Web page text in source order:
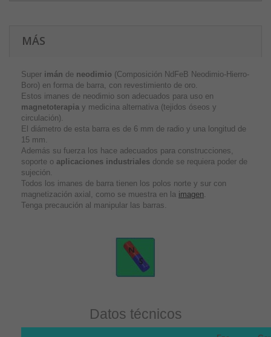
MÁS
Super imán de neodimio (Composición NdFeB Neodimio-Hierro-
Boro) en forma de barra, con revestimiento de oro.
Estos imanes de neodimio son adecuados para uso en
magnetoterapia y medicina alternativa (tejidos óseos y
circulación).
El diámetro de esta barra es de 6 mm de radio y una longitud de
15 mm.
Además su fuerza los hace adecuados para construcciones,
soporte o aplicaciones industriales donde se requiera poder de
sujeción.
Todos los imanes de barra tienen los polos norte y sur con
magnetización axial, como se muestra en la imagen.
Tenga precaución al manipular las barras.
Datos técnicos